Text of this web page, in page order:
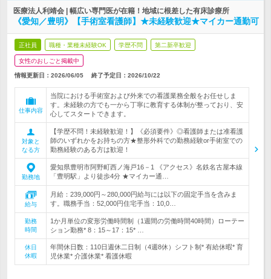
医療法人利靖会 | 幅広い専門医が在籍！地域に根差した有床診療所
《愛知／豊明》【手術室看護師】★未経験歓迎★マイカー通勤可
正社員 職種・業種未経験OK 学歴不問 第二新卒歓迎
女性のおしごと掲載中
情報更新日：2026/06/05 終了予定日： 2026/10/22
仕事内容
当院における手術室および外来での看護業務全般をお任せしま
す。未経験の方でも一から丁寧に教育する体制が整っており、安
心してスタートできます。
対象と
なる方
【学歴不問！未経験歓迎！】《必須要件》◎看護師または准看護
師のいずれかをお持ちの方★整形外科での勤務経験or手術室での
勤務経験のある方は歓迎！
勤務地
愛知県豊明市阿野町西ノ海戸16－1 《アクセス》名鉄名古屋本線
「豊明駅」より徒歩4分 ★マイカー通…
給与
月給：239,000円～280,000円給与には以下の固定手当を含みま
す。職務手当：52,000円住宅手当：10,0…
勤務
時間
1か月単位の変形労働時間制（1週間の労働時間40時間）ローテー
ション勤務* 8：15～17：15* …
休日
休暇
年間休日数：110日週休二日制（4週8休）シフト制* 有給休暇* 育
児休業* 介護休業* 看護休暇